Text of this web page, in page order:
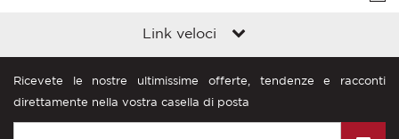
Link veloci
Ricevete le nostre ultimissime offerte, tendenze e racconti
direttamente nella vostra casella di posta